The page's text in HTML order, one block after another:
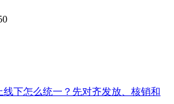
线下怎么统一？先对齐发放、核销和